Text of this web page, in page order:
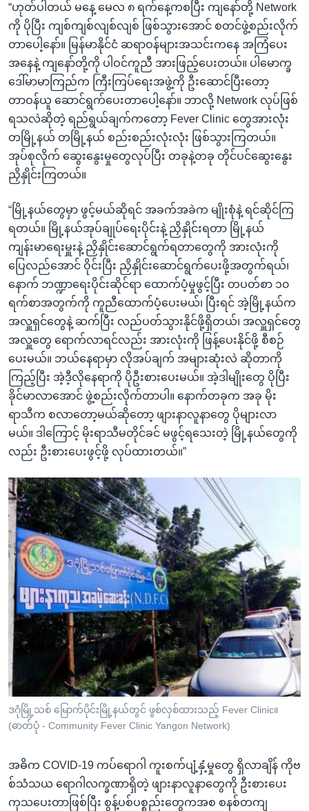
“ဟုတ်ပါတယ် မနေ့ မေလ ၈ ရက်နေ့ကစပြီး ကျနော်တို့ Network
ကို ပိုပြီး ကျစ်ကျစ်လျစ်လျစ် ဖြစ်သွားအောင် စတင်ဖွဲ့စည်းလိုက်
တာပေါ့နော်။ မြန်မာနိုင်ငံ ဆရာဝန်များအသင်းကနေ အကြံပေး
အနေနဲ့ ကျနော်တို့ကို ပါဝင်ကူညီ အားဖြည့်ပေးတယ်။ ပါမောက္ခ
ဒေါ်မာမာကြည်က ကြီးကြပ်ရေးအဖွဲ့ကို ဦးဆောင်ပြီးတော့
တာဝန်ယူ ဆောင်ရွက်ပေးတာပေါ့နော်။ ဘာလို့ Network လုပ်ဖြစ်
ရသလဲဆိုတဲ့ ရည်ရွယ်ချက်ကတော့ Fever Clinic တွေအားလုံး
တမြို့နယ် တမြို့နယ် စည်းစည်းလုံးလုံး ဖြစ်သွားကြတယ်။
အုပ်စုလိုက် ဆွေးနွေးမှုတွေလုပ်ပြီး တခုနဲ့တခု တိုင်ပင်ဆွေးနွေး
ညှိနှိုင်းကြတယ်။
“မြို့နယ်တွေမှာ ဖွင့်မယ်ဆိုရင် အခက်အခဲက မျိုးစုံနဲ့ ရင်ဆိုင်ကြ
ရတယ်။ မြို့နယ်အုပ်ချုပ်ရေးပိုင်းနဲ့ ညှိနှိုင်းရတာ မြို့နယ်
ကျန်းမာရေးမှူးနဲ့ ညှိနှိုင်းဆောင်ရွက်ရတာတွေကို အားလုံးကို
ပြေလည်အောင် ဝိုင်းပြီး ညှိနှိုင်းဆောင်ရွက်ပေးဖို့အတွက်ရယ်၊
နောက် ဘဏ္ဍာရေးပိုင်းဆိုင်ရာ ထောက်ပံ့မှုဖွင့်ပြီး တပတ်စာ ၁၀
ရက်စာအတွက်ကို ကူညီထောက်ပံ့ပေးမယ်၊ ပြီးရင် အဲ့မြို့နယ်က
အလှူရှင်တွေနဲ့ ဆက်ပြီး လည်ပတ်သွားနိုင်ဖို့ရှိတယ်၊ အလှူရှင်တွေ
အလှူတွေ ရောက်လာရင်လည်း အားလုံးကို ဖြန့်ပေးနိုင်ဖို့ စီစဉ်
ပေးမယ်။ ဘယ်နေရာမှာ လိုအပ်ချက် အများဆုံးလဲ ဆိုတာကို
ကြည့်ပြီး အဲ့ဒီ့လိုနေရာကို ပိုဦးစားပေးမယ်။ အဲ့ဒါမျိုးတွေ ပိုပြီး
ခိုင်မာလာအောင် ဖွဲ့စည်းလိုက်တာပါ။ နောက်တခုက အခု မိုး
ရာသီက စလာတော့မယ်ဆိုတော့ ဖျားနာလူနာတွေ ပိုများလာ
မယ်။ ဒါကြောင့် မိုးရာသီမတိုင်ခင် မဖွင့်ရသေးတဲ့ မြို့နယ်တွေကို
လည်း ဦးစားပေးဖွင့်ဖို့ လုပ်ထားတယ်။”
ဒဂုံမြို့သစ် မြောက်ပိုင်းမြို့နယ်တွင် ဖွစ်လှစ်ထားသည့် Fever Clinic။
(ဓာတ်ပုံ - Community Fever Clinic Yangon Network)
အဓိက COVID-19 ကပ်ရောဂါ ကူးစက်ပျံ့နှံ့မှုတွေ ရှိလာချိန် ကိုဗ
စ်သံသယ ရောဂါလက္ခဏာရှိတဲ့ ဖျားနာလူနာတွေကို ဦးစားပေး
ကုသပေးတာဖြစ်ပြီး စွန့်ပစ်ပစ္စည်းတွေကအစ စနစ်တကျ